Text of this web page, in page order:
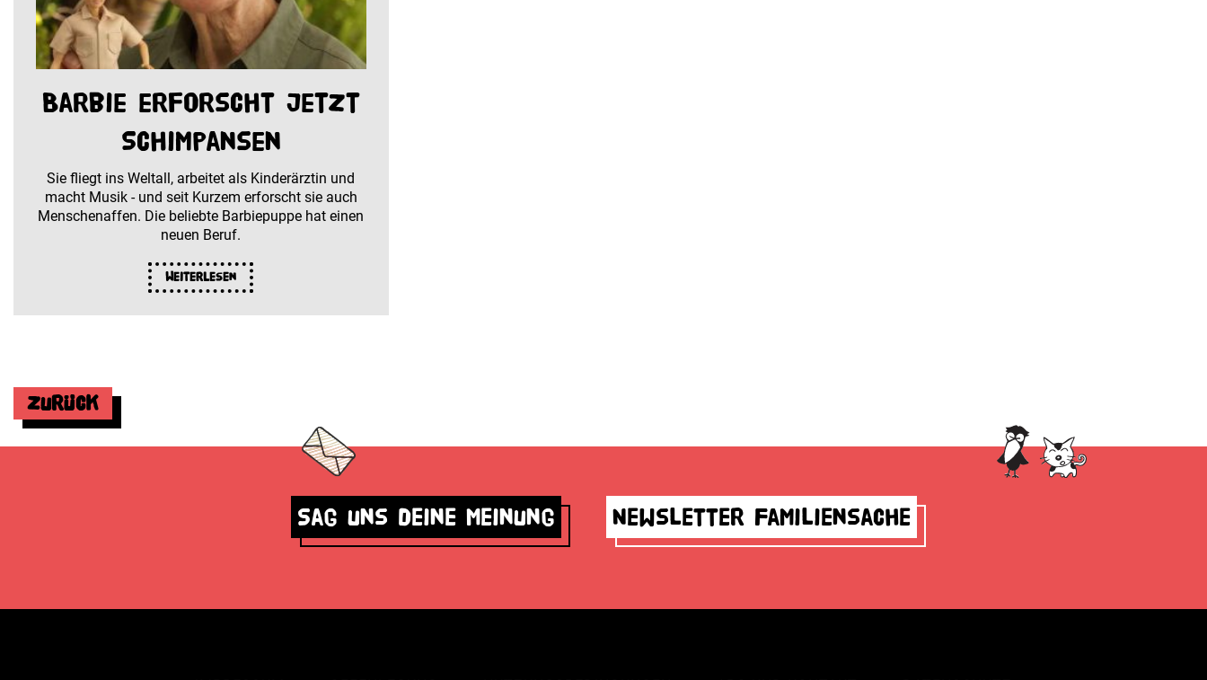
Barbie erforscht jetzt
Schimpansen
Sie fliegt ins Weltall, arbeitet als Kinderärztin und
macht Musik - und seit Kurzem erforscht sie auch
Menschenaffen. Die beliebte Barbiepuppe hat einen
neuen Beruf.
Weiterlesen
Zurück
Sag uns deine Meinung Newsletter Familiensache